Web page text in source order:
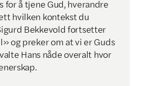
for å tjene Gud, hverandre
hvilken kontekst du
Bekkevold fortsetter
og preker om at vi er Guds
Hans nåde overalt hvor